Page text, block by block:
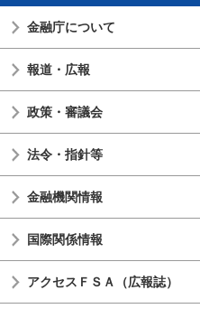
金融庁について
報道・広報
政策・審議会
法令・指針等
金融機関情報
国際関係情報
アクセスＦＳＡ（広報誌）